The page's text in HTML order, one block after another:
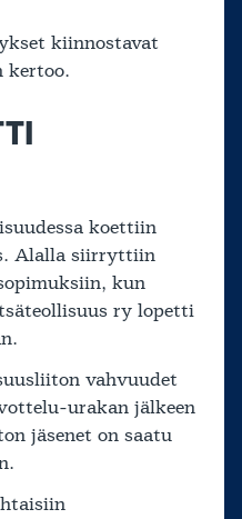
kiinnostavat
kertoo.
koettiin
Alalla siirryttiin
kun
ry lopetti
vahvuudet
urakan jälkeen
jäsenet on saatu